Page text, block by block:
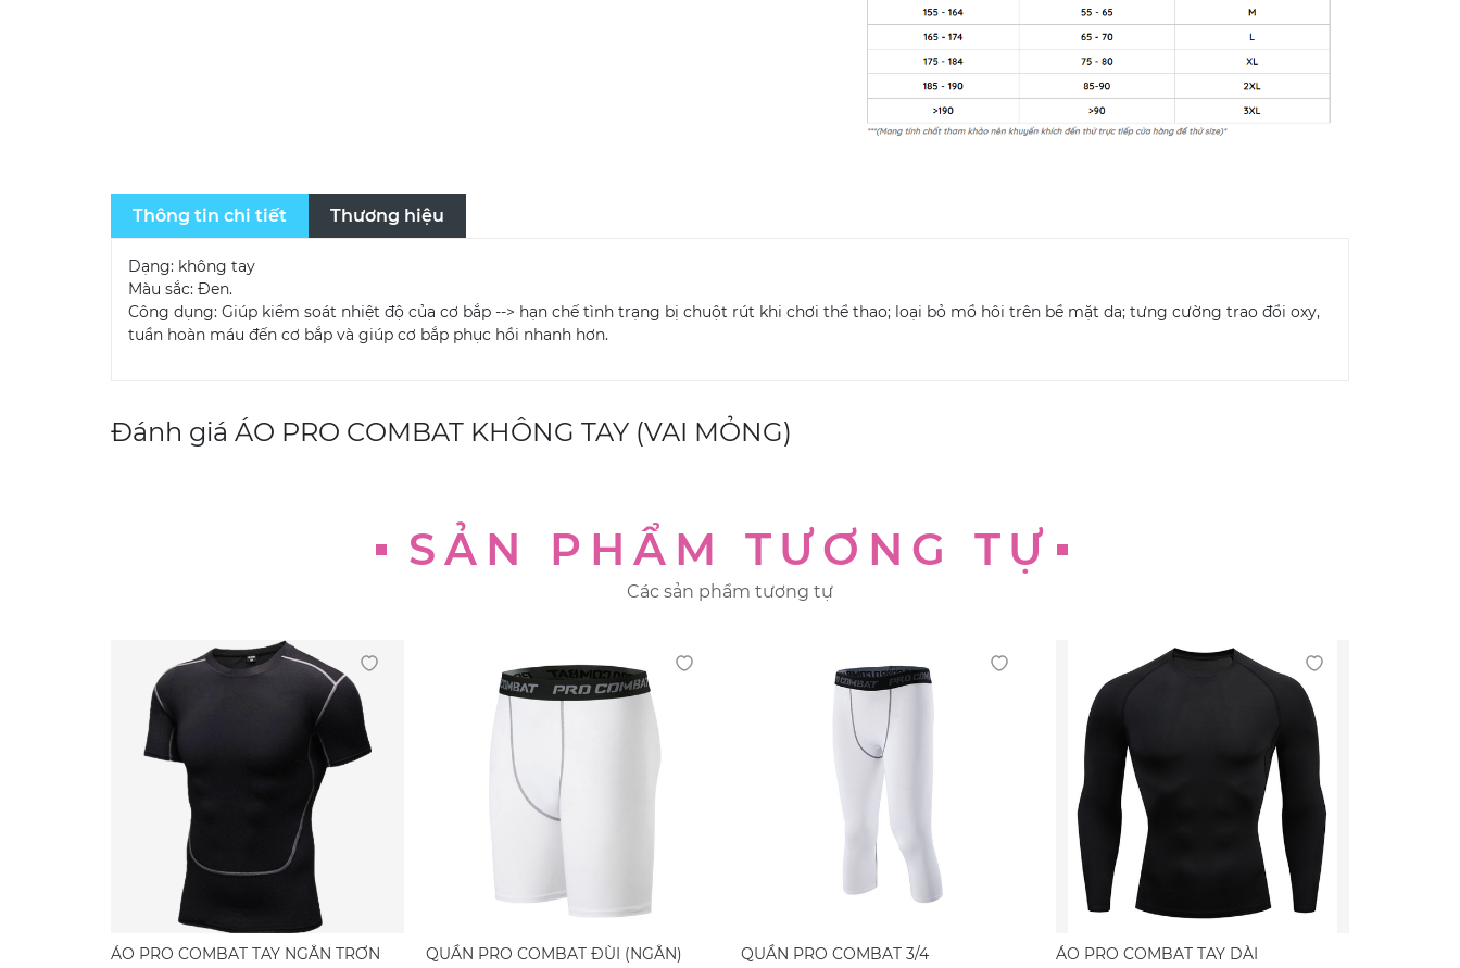
Thông tin chi tiết Thương hiệu
Dạng: không tay
Màu sắc: Đen.
Công dụng: Giúp kiểm soát nhiệt độ của cơ bắp --> hạn chế tình trạng bị chuột rút khi chơi thể thao; loại bỏ mồ hôi trên bề mặt da; tưng cường trao đổi oxy,
tuần hoàn máu đến cơ bắp và giúp cơ bắp phục hồi nhanh hơn.
Đánh giá ÁO PRO COMBAT KHÔNG TAY (VAI MỎNG)
SẢN PHẨM TƯƠNG TỰ
Các sản phẩm tương tự
ÁO PRO COMBAT TAY NGẮN TRƠN
QUẦN PRO COMBAT ĐÙI (NGẮN)
QUẦN PRO COMBAT 3/4
ÁO PRO COMBAT TAY DÀI